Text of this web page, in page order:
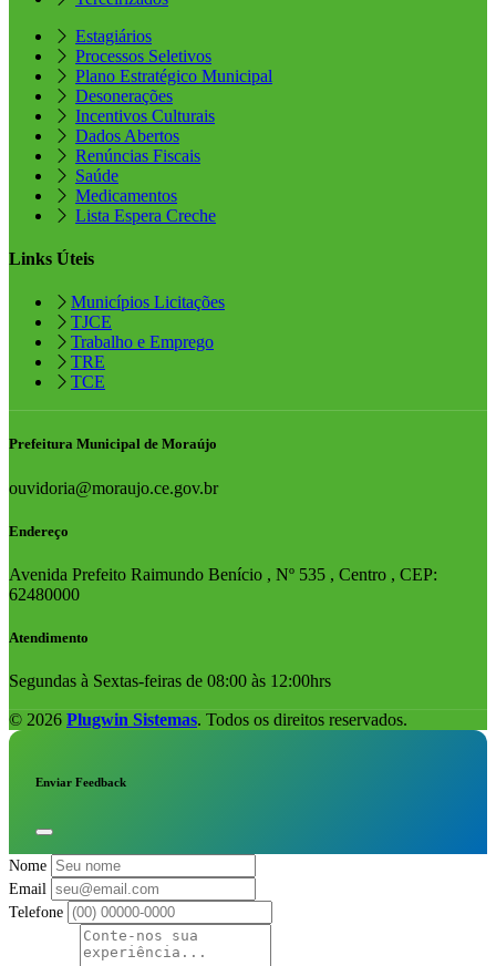
Estagiários
Processos Seletivos
Plano Estratégico Municipal
Desonerações
Incentivos Culturais
Dados Abertos
Renúncias Fiscais
Saúde
Medicamentos
Lista Espera Creche
Links Úteis
Municípios Licitações
TJCE
Trabalho e Emprego
TRE
TCE
Prefeitura Municipal de Moraújo
ouvidoria@moraujo.ce.gov.br
Endereço
Avenida Prefeito Raimundo Benício , Nº 535 , Centro , CEP:
62480000
Atendimento
Segundas à Sextas-feiras de 08:00 às 12:00hrs
© 2026 Plugwin Sistemas. Todos os direitos reservados.
Enviar Feedback
Nome
Email
Telefone